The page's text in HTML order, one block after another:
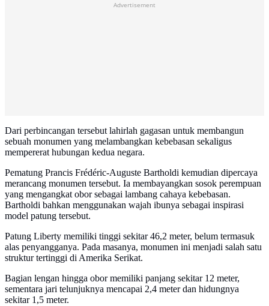
Advertisement
Dari perbincangan tersebut lahirlah gagasan untuk membangun
sebuah monumen yang melambangkan kebebasan sekaligus
mempererat hubungan kedua negara.
Pematung Prancis Frédéric-Auguste Bartholdi kemudian dipercaya
merancang monumen tersebut. Ia membayangkan sosok perempuan
yang mengangkat obor sebagai lambang cahaya kebebasan.
Bartholdi bahkan menggunakan wajah ibunya sebagai inspirasi
model patung tersebut.
Patung Liberty memiliki tinggi sekitar 46,2 meter, belum termasuk
alas penyangganya. Pada masanya, monumen ini menjadi salah satu
struktur tertinggi di Amerika Serikat.
Bagian lengan hingga obor memiliki panjang sekitar 12 meter,
sementara jari telunjuknya mencapai 2,4 meter dan hidungnya
sekitar 1,5 meter.